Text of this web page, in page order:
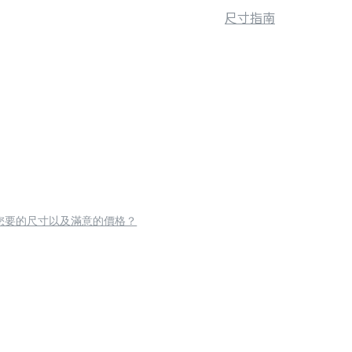
尺寸指南
要的尺寸以及滿意的價格？